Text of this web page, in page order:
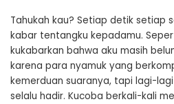
Tahukah kau? Setiap detik setiap
kabar tentangku kepadamu.
kukabarkan bahwa aku masih
karena para nyamuk yang
kemerduan suaranya, tapi lagi-
selalu hadir. Kucoba berkali-kali